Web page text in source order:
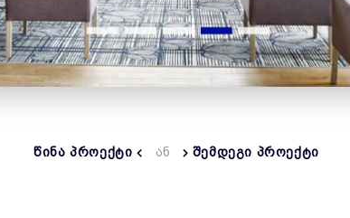
ᲬᲘᲜᲐ ᲞᲠᲝᲔᲥᲢᲘ ᲐᲜ ᲨᲔᲛᲓᲔᲒᲘ ᲞᲠᲝᲔᲥᲢᲘ